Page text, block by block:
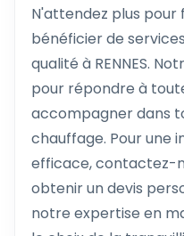
N'attendez plus pour
bénéficier de
qualité à RENNES.
pour répondre à
accompagner dans
chauffage. Pour une
efficace, contactez-
obtenir un devis
notre expertise en